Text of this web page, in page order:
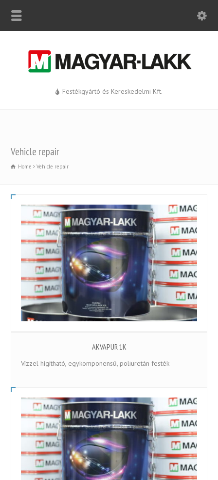
Festékgyártó és Kereskedelmi Kft.
Vehicle repair
Home Vehicle repair
AKVAPUR 1K
Vízzel hígítható, egykomponensű, poliuretán festék